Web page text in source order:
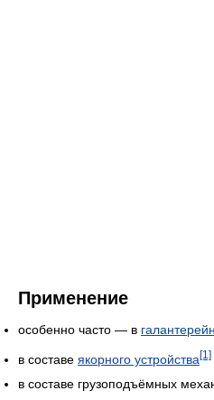
Применение
особенно часто — в
в составе якорного устройства[1]
в составе грузоподъёмных